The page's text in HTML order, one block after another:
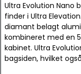
Ultra Evolution Nano
finder i Ultra
diamant belagt
kombineret med en
kabinet. Ultra
bagsiden, hvilket